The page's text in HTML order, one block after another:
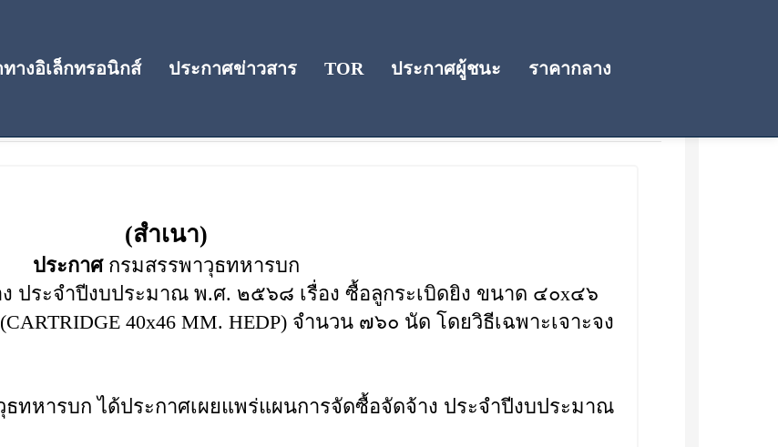
างอิเล็กทรอนิกส์ ประกาศข่าวสาร TOR ประกาศผู้ชนะ ราคากลาง
(สำเนา)
ประกาศกรมสรรพาวุธทหารบก
ประจำปีงบประมาณ พ.ศ. ๒๕๖๘ เรื่อง ซื้อลูกระเบิดยิง ขนาด ๔๐x๔๖
40x46 MM. HEDP) จำนวน ๗๖๐ นัด โดยวิธีเฉพาะเจาะจง
ทหารบก ได้ประกาศเผยแพร่แผนการจัดซื้อจัดจ้าง ประจำปีงบประมาณ